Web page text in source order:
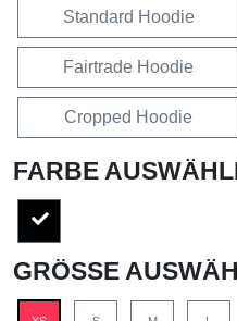
Standard Hoodie
Fairtrade Hoodie
Cropped Hoodie
FARBE
GRÖSSE